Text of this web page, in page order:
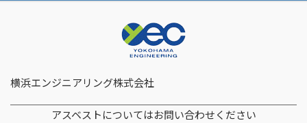
横浜エンジニアリング株式会社
アスベストについてはお問い合わせください